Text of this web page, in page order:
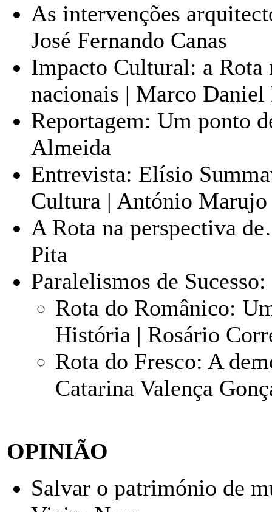
As intervenções
José Fernando Canas
Impacto Cultural: a Rota
nacionais | Marco Daniel
Reportagem: Um ponto
Almeida
Entrevista: Elísio
Cultura | António Marujo
A Rota na perspectiva
Pita
Paralelismos de Sucesso:
Rota do Românico:
História | Rosário
Rota do Fresco: A
Catarina Valença
OPINIÃO
Salvar o património de